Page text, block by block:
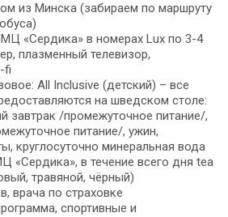
из Минска (забираем по маршруту
«Сердика» в номерах Lux по 3-4
плазменный телевизор,
fi
All Inclusive (детский) – все
на шведском столе:
завтрак /промежуточное питание/,
питание/, ужин,
круглосуточно минеральная вода
«Сердика», в течение всего дня tea
травяной, чёрный)
врача по страховке
спортивные и